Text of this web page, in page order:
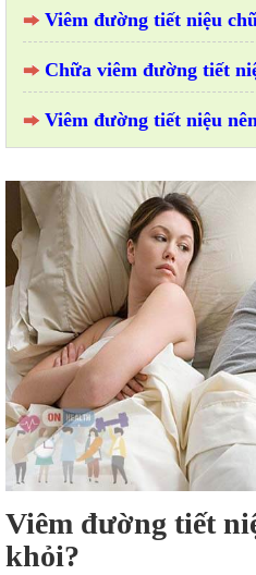
Viêm đường tiết niệu
Chữa viêm đường tiết
Viêm đường tiết niệu
Viêm đường tiết
khỏi?